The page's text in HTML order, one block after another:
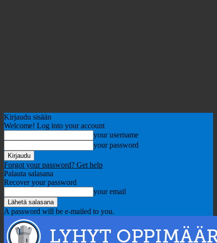
Kirjaudu sisään
Welcome! Log into your account
your username
your password
Forgot your password? Get help
Palauta salasana
Recover your password
your email
A password will be e-mailed to you.